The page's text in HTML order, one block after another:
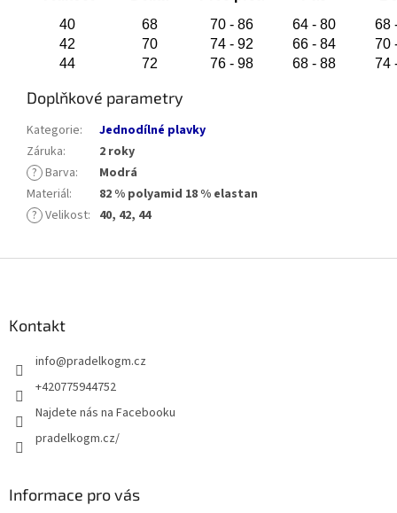
40
68 70 - 86 64 - 80
68
42
70 74 - 92 66 - 84
70
44
72 76 - 98 68 - 88 74
Doplňkové parametry
Kategorie:
Jednodílné plavky
Záruka:
2 roky
? Barva:
Modrá
Materiál:
82 % polyamid 18 % elastan
? Velikost: 40, 42, 44
Kontakt
info@pradelkogm.cz
+420775944752
Najdete nás na Facebooku
pradelkogm.cz/
Informace pro vás